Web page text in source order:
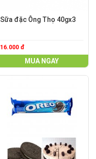
Sữa đặc Ông Thọ 40gx3
16.000 đ
MUA NGAY